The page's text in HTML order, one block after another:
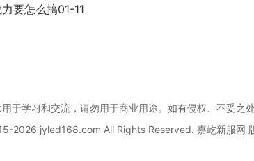
要怎么搞01-11
于学习和交流，请勿用于商业用途。如有侵权、不妥之
2026 jyled168.com All Rights Reserved. 嘉屹新服网